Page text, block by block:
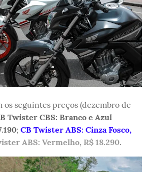
os seguintes preços (dezembro de
Twister CBS: Branco e Azul
; CB Twister ABS: Cinza Fosco,
ABS: Vermelho, R$ 18.290.